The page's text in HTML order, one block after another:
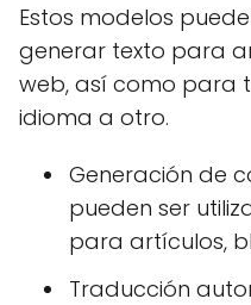
Estos modelos
generar texto para
web, así como para
idioma a otro.
Generación de
pueden ser
para artículos,
Traducción